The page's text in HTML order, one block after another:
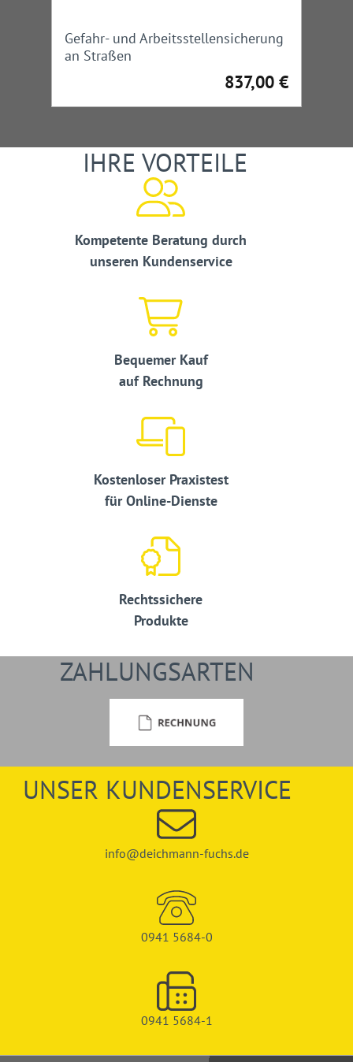
Gefahr- und Arbeitsstellensicherung
an Straßen
Regulärer Preis:
837,00 €
IHRE VORTEILE
Kompetente Beratung durch
unseren Kundenservice
Bequemer Kauf
auf Rechnung
Kostenloser Praxistest
für Online-Dienste
Rechtssichere
Produkte
ZAHLUNGSARTEN
UNSER KUNDENSERVICE
info@deichmann-fuchs.de
0941 5684-0
0941 5684-1